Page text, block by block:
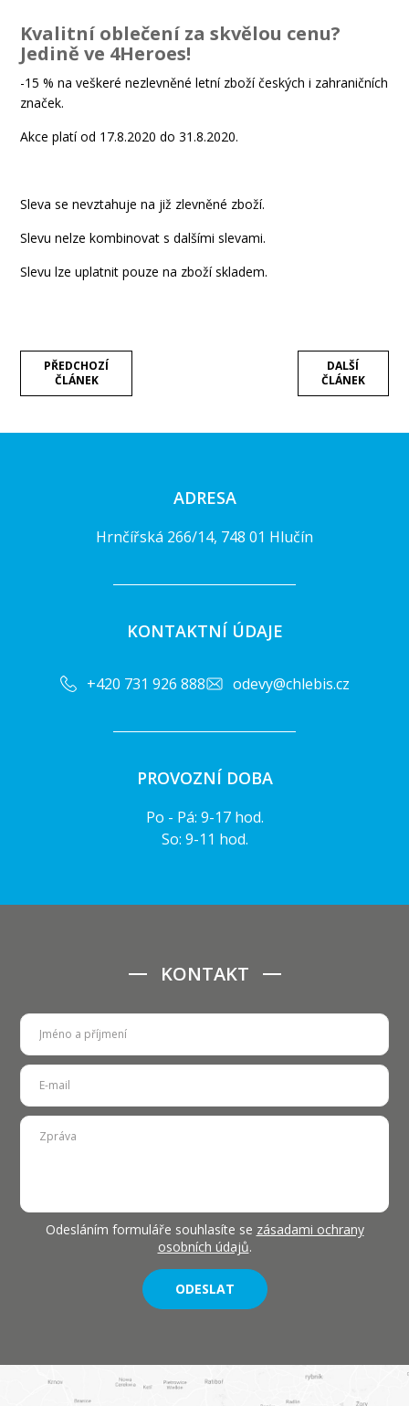
Kvalitní oblečení za skvělou cenu?
Jedině ve 4Heroes!
-15 % na veškeré nezlevněné letní zboží českých i zahraničních
značek.
Akce platí od 17.8.2020 do 31.8.2020.
Sleva se nevztahuje na již zlevněné zboží.
Slevu nelze kombinovat s dalšími slevami.
Slevu lze uplatnit pouze na zboží skladem.
DALŠÍ
ČLÁNEK
PŘEDCHOZÍ
ČLÁNEK
ADRESA
Hrnčířská 266/14, 748 01 Hlučín
KONTAKTNÍ ÚDAJE
+420 731 926 888 odevy@chlebis.cz
PROVOZNÍ DOBA
Po - Pá: 9-17 hod.
So: 9-11 hod.
KONTAKT
Odesláním formuláře souhlasíte se zásadami ochrany
osobních údajů.